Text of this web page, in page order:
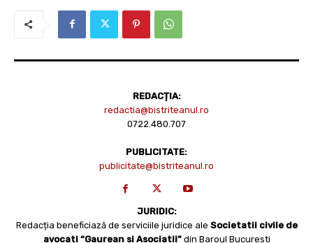
REDACȚIA:
redactia@bistriteanul.ro
0722.480.707
PUBLICITATE:
publicitate@bistriteanul.ro
JURIDIC:
Redacția beneficiază de serviciile juridice ale Societatii civile de
avocati “Gaurean si Asociatii” din Baroul Bucuresti